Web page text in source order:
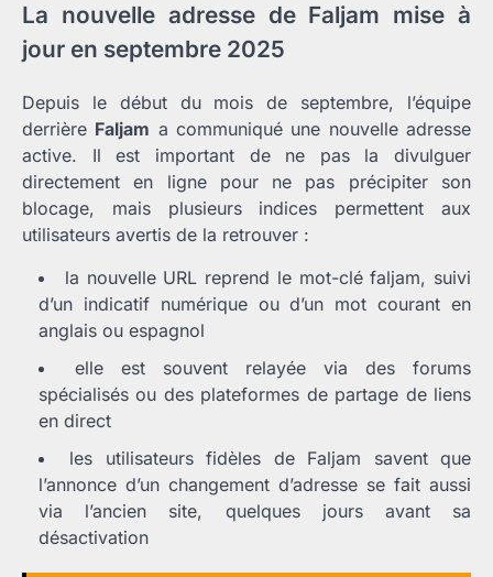
La nouvelle adresse de Faljam mise à
jour en septembre 2025
Depuis le début du mois de septembre, l’équipe
derrière Faljam a communiqué une nouvelle adresse
active. Il est important de ne pas la divulguer
directement en ligne pour ne pas précipiter son
blocage, mais plusieurs indices permettent aux
utilisateurs avertis de la retrouver :
la nouvelle URL reprend le mot-clé faljam, suivi
d’un indicatif numérique ou d’un mot courant en
anglais ou espagnol
elle est souvent relayée via des forums
spécialisés ou des plateformes de partage de liens
en direct
les utilisateurs fidèles de Faljam savent que
l’annonce d’un changement d’adresse se fait aussi
via l’ancien site, quelques jours avant sa
désactivation